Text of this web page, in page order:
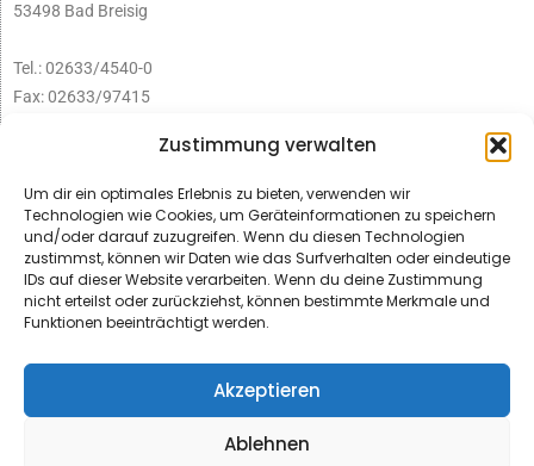
Zustimmung verwalten
Um dir ein optimales Erlebnis zu bieten, verwenden wir
Technologien wie Cookies, um Geräteinformationen zu speichern
und/oder darauf zuzugreifen. Wenn du diesen Technologien
zustimmst, können wir Daten wie das Surfverhalten oder eindeutige
IDs auf dieser Website verarbeiten. Wenn du deine Zustimmung
nicht erteilst oder zurückziehst, können bestimmte Merkmale und
Funktionen beeinträchtigt werden.
Akzeptieren
Ablehnen
53498 Bad Breisig
Tel.: 02633/4540-0
Fax: 02633/97415
© B&L MedienGesellschaft mbH & Co. KG